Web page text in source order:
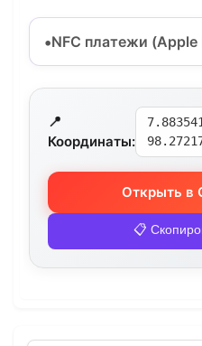
NFC платежи (Apple
📍
Координаты:
Открыть в
📋